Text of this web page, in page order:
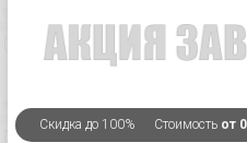
Скидка до 100% Стоимость от